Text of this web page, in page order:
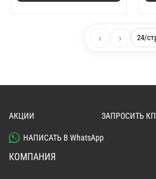
‹ ›
АКЦИИ ЗАПРОСИТЬ КП
НАПИСАТЬ В WhatsApp
КОМПАНИЯ